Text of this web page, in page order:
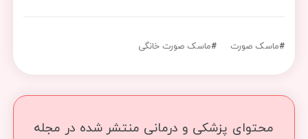
#ماسک صورت #ماسک صورت خانگی
محتوای پزشکی و درمانی منتشر شده در مجله